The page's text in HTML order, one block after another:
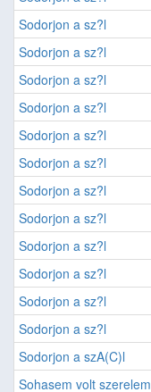
Sodorjon a sz?l
Sodorjon a sz?l
Sodorjon a sz?l
Sodorjon a sz?l
Sodorjon a sz?l
Sodorjon a sz?l
Sodorjon a sz?l
Sodorjon a sz?l
Sodorjon a sz?l
Sodorjon a sz?l
Sodorjon a sz?l
Sodorjon a sz?l
Sodorjon a szA(C)l
Sohasem volt szerelem